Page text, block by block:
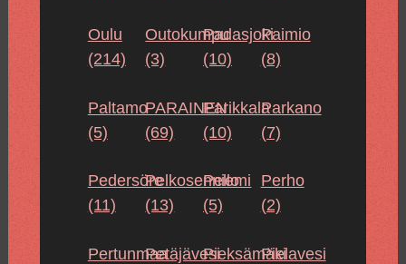
Oulu
(214)
Outokumpu
(3)
Padasjoki
(10)
Paimio
(8)
Paltamo
(5)
PARAINEN
(69)
Parikkala
(10)
Parkano
(7)
Pedersöre
(11)
Pelkosenniemi
(13)
Pello
(5)
Perho
(2)
PertunmaaPetäjävesiPieksämäkiPielavesi